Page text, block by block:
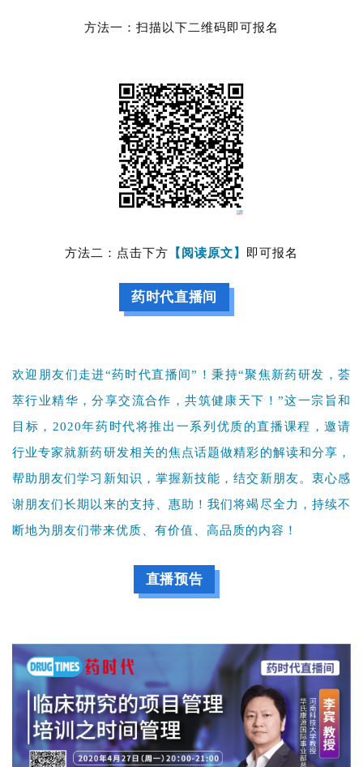
学
苑
A
l
l
E
n
g
联
系
注册
方法一：扫描以下二维码即可报名
方法二：点击下方 【阅读原文】 即可报名
药时代直播间
欢迎朋友们走进“药时代直播间”！秉持“聚焦新药研发，荟
萃行业精华，分享交流合作，共筑健康天下！”这一宗旨和
目标，2020年药时代将推出一系列优质的直播课程，邀请
行业专家就新药研发相关的焦点话题做精彩的解读和分享，
帮助朋友们学习新知识，掌握新技能，结交新朋友。衷心感
谢朋友们长期以来的支持、惠助！我们将竭尽全力，持续不
断地为朋友们带来优质、有价值、高品质的内容！
直播预告